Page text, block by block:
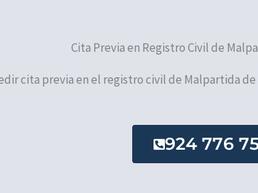
Cita Previa en Registro Civil de
cita previa en el registro civil de Malpartida
924 776